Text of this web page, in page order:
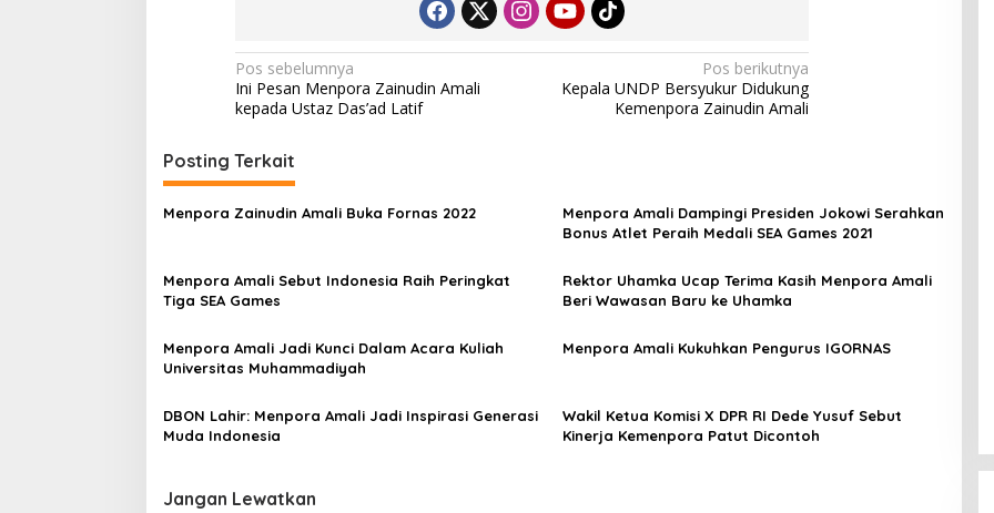
Navigasi
pos
Pos sebelumnya
Ini Pesan Menpora Zainudin Amali
kepada Ustaz Das’ad Latif
Pos berikutnya
Kepala UNDP Bersyukur Didukung
Kemenpora Zainudin Amali
Posting Terkait
Menpora Zainudin Amali Buka Fornas 2022
Menpora Amali Dampingi Presiden Jokowi Serahkan
Bonus Atlet Peraih Medali SEA Games 2021
Menpora Amali Sebut Indonesia Raih Peringkat
Tiga SEA Games
Rektor Uhamka Ucap Terima Kasih Menpora Amali
Beri Wawasan Baru ke Uhamka
Menpora Amali Jadi Kunci Dalam Acara Kuliah
Universitas Muhammadiyah
Menpora Amali Kukuhkan Pengurus IGORNAS
DBON Lahir: Menpora Amali Jadi Inspirasi Generasi
Muda Indonesia
Wakil Ketua Komisi X DPR RI Dede Yusuf Sebut
Kinerja Kemenpora Patut Dicontoh
Jangan Lewatkan